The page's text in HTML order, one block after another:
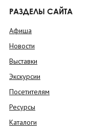
РАЗДЕЛЫ САЙТА
Афиша
Новости
Выставки
Экскурсии
Посетителям
Ресурсы
Каталоги